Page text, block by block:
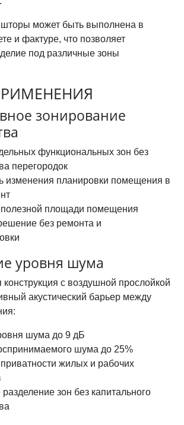
шторы может быть выполнена в
и фактуре, что позволяет
под различные зоны
зонирование
функциональных зон без
перегородок
изменения планировки помещения в
площади помещения
без ремонта и
уровня шума
с воздушной прослойкой
акустический барьер между
шума до 9 дБ
шума до 25%
жилых и рабочих
зон без капитального